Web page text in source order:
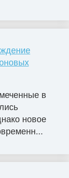
в
новое